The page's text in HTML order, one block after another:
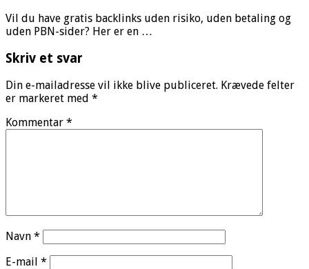
Vil du have gratis backlinks uden risiko, uden betaling og
uden PBN-sider? Her er en …
Skriv et svar
Din e-mailadresse vil ikke blive publiceret. Krævede felter
er markeret med *
Kommentar *
Navn *
E-mail *